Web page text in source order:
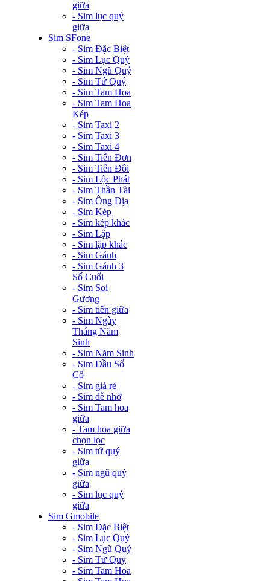
giữa
- Sim lục quý
giữa
Sim SFone
- Sim Đặc Biệt
- Sim Lục Quý
- Sim Ngũ Quý
- Sim Tứ Quý
- Sim Tam Hoa
- Sim Tam Hoa
Kép
- Sim Taxi 2
- Sim Taxi 3
- Sim Taxi 4
- Sim Tiến Đơn
- Sim Tiến Đôi
- Sim Lộc Phát
- Sim Thần Tài
- Sim Ông Địa
- Sim Kép
- Sim kép khác
- Sim Lặp
- Sim lặp khác
- Sim Gánh
- Sim Gánh 3
Số Cuối
- Sim Soi
Gương
- Sim tiến giữa
- Sim Ngày
Tháng Năm
Sinh
- Sim Năm Sinh
- Sim Đầu Số
Cổ
- Sim giá rẻ
- Sim dễ nhớ
- Sim Tam hoa
giữa
- Tam hoa giữa
chọn lọc
- Sim tứ quý
giữa
- Sim ngũ quý
giữa
- Sim lục quý
giữa
Sim Gmobile
- Sim Đặc Biệt
- Sim Lục Quý
- Sim Ngũ Quý
- Sim Tứ Quý
- Sim Tam Hoa